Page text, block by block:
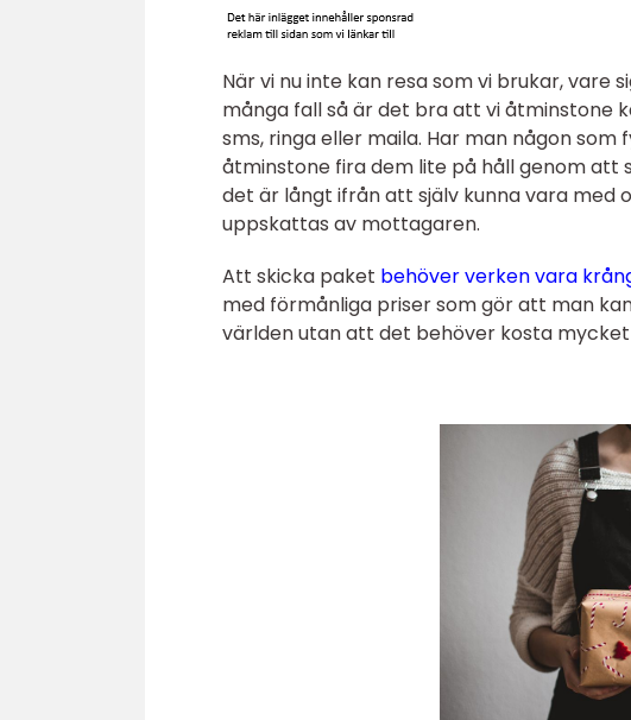
När vi nu inte kan resa som vi brukar, vare
många fall så är det bra att vi åtminstone
sms, ringa eller maila. Har man någon
åtminstone fira dem lite på håll genom att
det är långt ifrån att själv kunna vara med
uppskattas av mottagaren.
Att skicka paket behöver verken vara
med förmånliga priser som gör att man
världen utan att det behöver kosta